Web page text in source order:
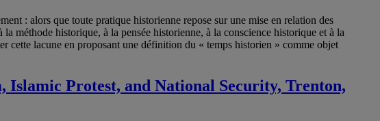
: alors que toute pratique historienne repose sur une mise en relation des
méthode historique, à la pensée historienne, à la conscience historique et à la
cette lacune en proposant une définition du « temps historien » comme objet
Protest, and National Security, Trenton,